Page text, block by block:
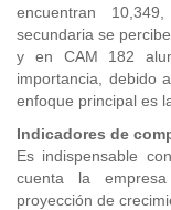
encuentran
secundaria se
y en CAM 182
importancia, debido
enfoque principal es
Indicadores de
Es indispensable
cuenta la
proyección de